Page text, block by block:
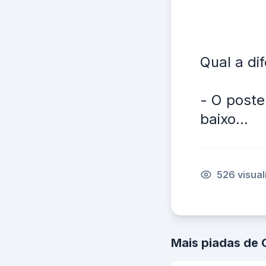
Qual a
- O
baixo...
526
Mais piadas de